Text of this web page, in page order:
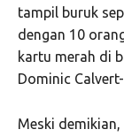
tampil buruk
dengan 10
kartu merah di
Dominic
Meski